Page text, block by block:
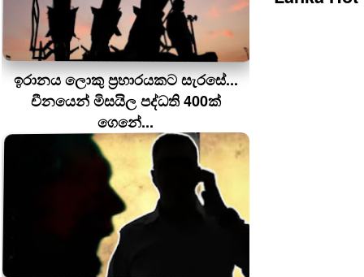
ඉරානය ලොකු ප‍්‍රහාරයකට සැරසේ...
චීනයෙන් මිසයිල පද්ධති 400ක්
ගෙනේ...